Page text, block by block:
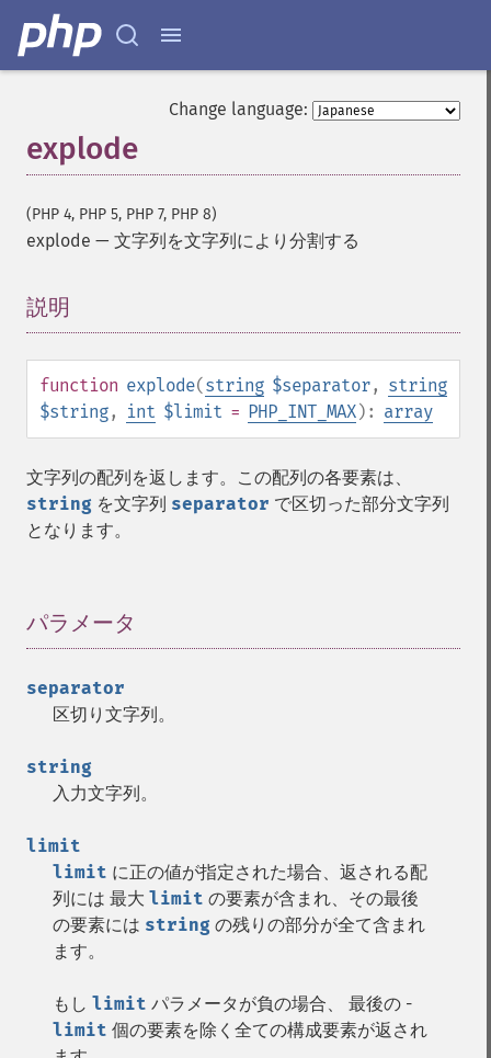
Change language:
explode
(PHP 4, PHP 5, PHP 7, PHP 8)
explode — 文字列を文字列により分割する
説明
function explode(string $separator, string
$string, int $limit = PHP_INT_MAX): array
文字列の配列を返します。この配列の各要素は、
string を文字列 separator で区切った部分文字列
となります。
パラメータ
separator
区切り文字列。
string
入力文字列。
limit
limit に正の値が指定された場合、返される配
列には 最大 limit の要素が含まれ、その最後
の要素には string の残りの部分が全て含まれ
ます。
もし limit パラメータが負の場合、 最後の -
limit 個の要素を除く全ての構成要素が返され